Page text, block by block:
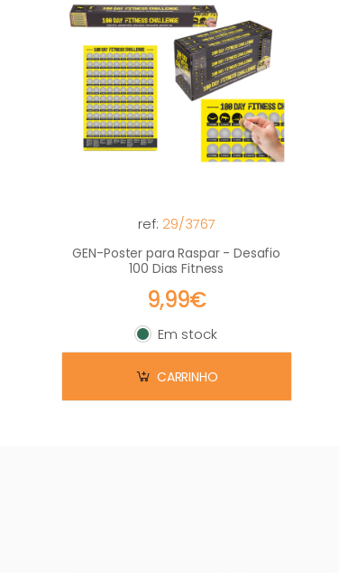
ref: 29/3767
GEN-Poster para Raspar - Desafio
100 Dias Fitness
9,99€
Em stock
Em stock
CARRINHO